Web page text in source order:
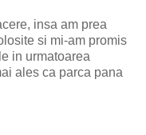
insa am prea
si mi-am promis
in urmatoarea
ales ca parca pana